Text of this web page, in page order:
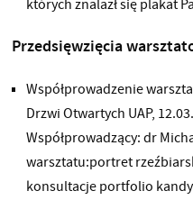
których znalazł się plakat
Przedsięwzięcia
Współprowadzenie
Drzwi Otwartych UAP,
Współprowadzący: dr
warsztatu:portret
konsultacje portfolio